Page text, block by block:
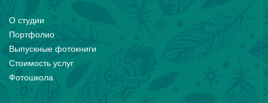
О студии
Портфолио
Выпускные фотокниги
Стоимость услуг
Фотошкола